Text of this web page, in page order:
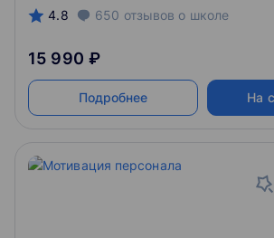
жёстко отстаивать свою позицию на
или хотел бы усовершенствовать
4.8 650 отзывов о школе
15 990 ₽
Подробнее На